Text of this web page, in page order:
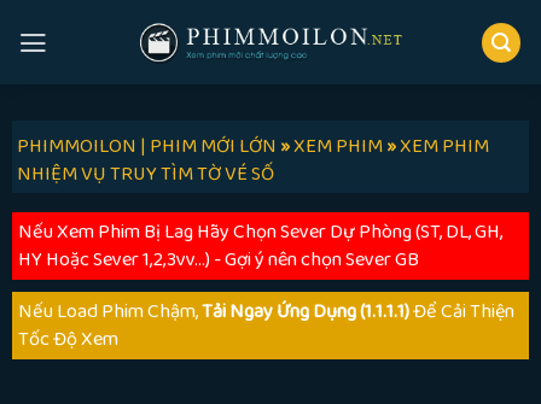
PHIMMOILON | PHIM MỚI LỚN»XEM PHIM»XEM PHIM
NHIỆM VỤ TRUY TÌM TỜ VÉ SỐ
Nếu Xem Phim Bị Lag Hãy Chọn Sever Dự Phòng (ST, DL, GH,
HY Hoặc Sever 1,2,3vv...) - Gợi ý nên chọn Sever GB
Nếu Load Phim Chậm,Tải Ngay Ứng Dụng (1.1.1.1)Để Cải Thiện
Tốc Độ Xem